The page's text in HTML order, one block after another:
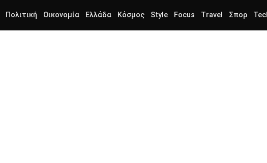
Πολιτική Οικονομία Ελλάδα Κόσμος Style Focus Travel Σπορ